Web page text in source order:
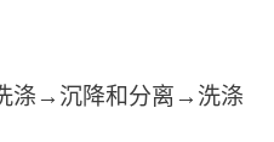
涤→沉降和分离→洗涤